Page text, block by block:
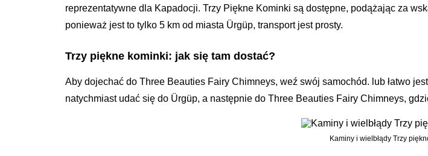
reprezentatywne dla Kapadocji. Trzy Piękne Kominki są dostępne, podążając za
ponieważ jest to tylko 5 km od miasta Ürgüp, transport jest prosty.
Trzy piękne kominki: jak się tam dostać?
Aby dojechać do Three Beauties Fairy Chimneys, weź swój samochód. lub łatwo
natychmiast udać się do Ürgüp, a następnie do Three Beauties Fairy Chimneys,
Kaminy i wielbłądy Trzy